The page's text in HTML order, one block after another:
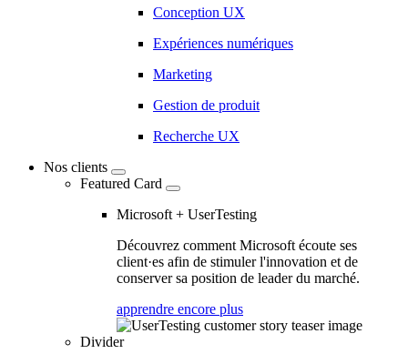
Conception UX
Expériences numériques
Marketing
Gestion de produit
Recherche UX
Nos clients
Featured Card
Microsoft + UserTesting
Découvrez comment Microsoft écoute ses
client·es afin de stimuler l'innovation et de
conserver sa position de leader du marché.
apprendre encore plus
Divider